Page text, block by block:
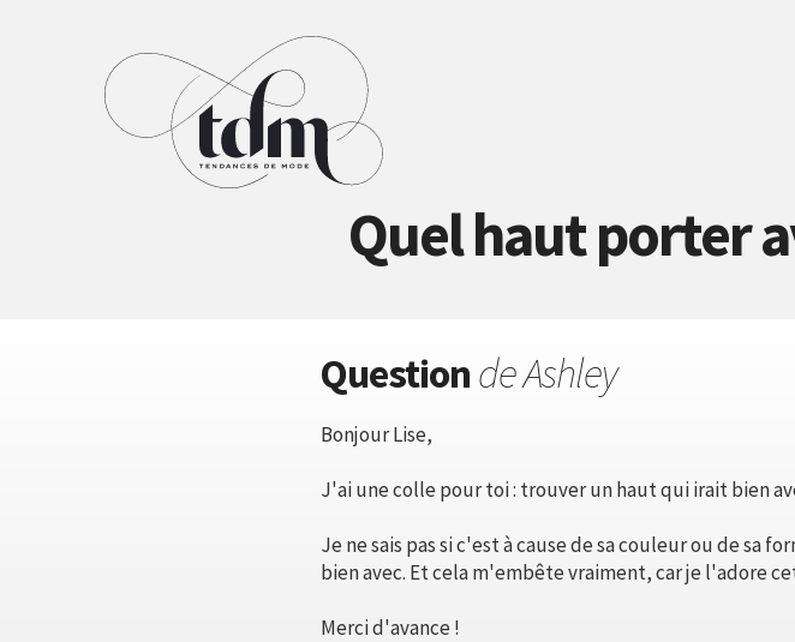
Quel haut porter
Questionde Ashley
Bonjour Lise,
J'ai une colle pour toi : trouver un haut qui irait bien
Je ne sais pas si c'est à cause de sa couleur ou de sa
bien avec. Et cela m'embête vraiment, car je l'adore
Merci d'avance !